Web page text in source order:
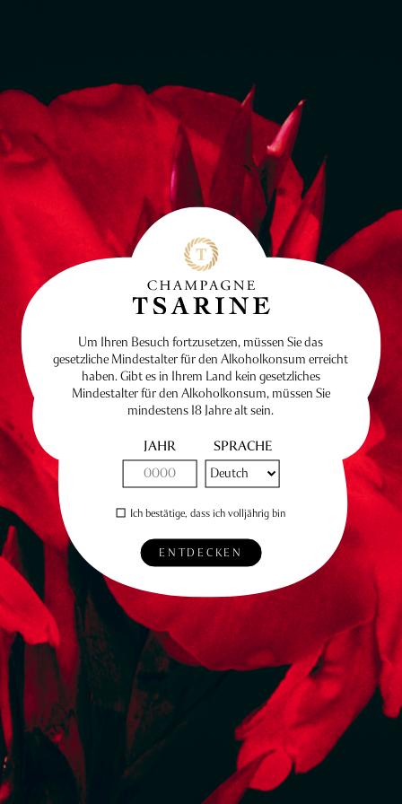
Um Ihren Besuch fortzusetzen, müssen Sie das
gesetzliche Mindestalter für den Alkoholkonsum erreicht
haben. Gibt es in Ihrem Land kein gesetzliches
Mindestalter für den Alkoholkonsum, müssen Sie
mindestens 18 Jahre alt sein.
JAHR SPRACHE
Ich bestätige, dass ich volljährig bin